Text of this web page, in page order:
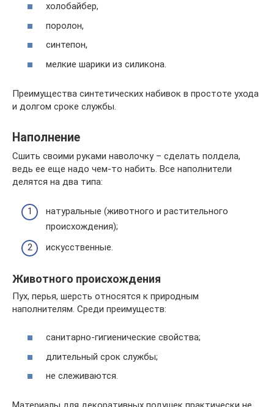
холобайбер,
поролон,
синтепон,
мелкие шарики из силикона.
Преимущества синтетических набивок в простоте ухода
и долгом сроке службы.
Наполнение
Сшить своими руками наволочку – сделать полдела,
ведь ее еще надо чем-то набить. Все наполнители
делятся на два типа:
натуральные (животного и растительного
происхождения);
искусственные.
Животного происхождения
Пух, перья, шерсть относятся к природным
наполнителям. Среди преимуществ:
санитарно-гигиенические свойства;
длительный срок службы;
не слеживаются.